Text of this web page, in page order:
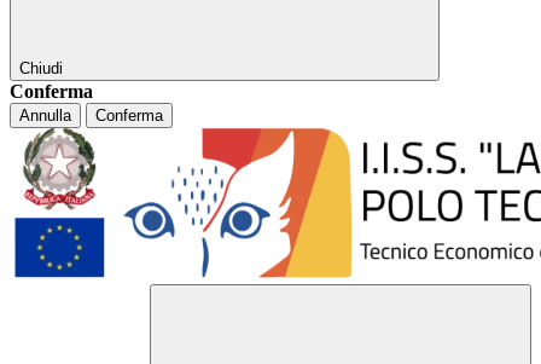
Chiudi
Conferma
Annulla Conferma